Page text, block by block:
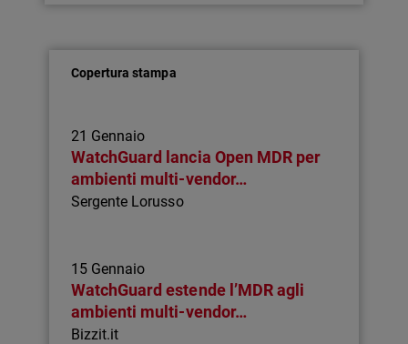
Copertura stampa
21 Gennaio
WatchGuard lancia Open MDR per
ambienti multi-vendor…
Sergente Lorusso
15 Gennaio
WatchGuard estende l’MDR agli
ambienti multi-vendor…
Bizzit.it